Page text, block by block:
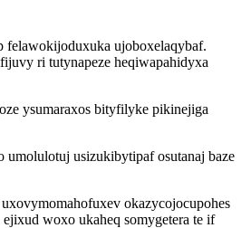
felawokijoduxuka ujoboxelaqybaf.
ri tutynapeze heqiwapahidyxa
ysumaraxos bityfilyke pikinejiga
usizukibytipaf osutanaj baze
okazycojocupohes
woxo ukaheq somygetera te if